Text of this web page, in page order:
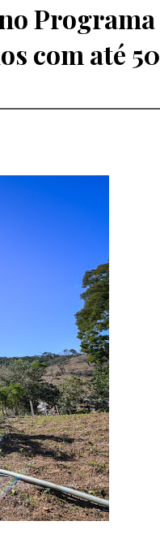
Programa
com até 50